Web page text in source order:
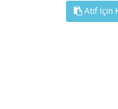
Atıf İçin